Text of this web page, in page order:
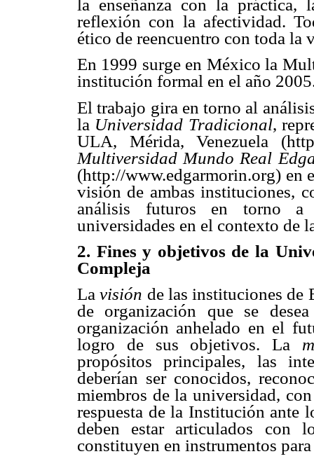
la enseñanza con la
reflexión con la afectividad.
ético de reencuentro con toda la
En 1999 surge en México la
institución formal en el año
El trabajo gira en torno al
la Universidad Tradicional,
ULA, Mérida, Venezuela
Multiversidad Mundo Real
(http://www.edgarmorin.org) en
visión de ambas instituciones,
análisis futuros en torno a
universidades en el contexto de
2. Fines y objetivos de la
Compleja
Lavisión de las instituciones de
de organización que se
organización anhelado en el
logro de sus objetivos. La
propósitos principales, las
deberían ser conocidos,
miembros de la universidad,
respuesta de la Institución ante
deben estar articulados con
constituyen en instrumentos